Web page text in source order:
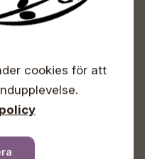
cookies för att